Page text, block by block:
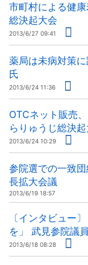
市町村による健
総決起大会
2013/6/27 09:41
薬局は未病対策
氏
2013/6/24 11:36
OTCネット販売
らりゅうじ総決
2013/6/24 10:29
参院選での一致
長拡大会議
2013/6/19 18:57
〔インタビュー
を」 武見参院議員
2013/6/18 08:28